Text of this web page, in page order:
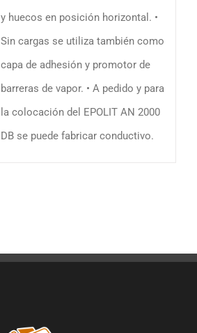
y huecos en posición horizontal. •
Sin cargas se utiliza también como
capa de adhesión y promotor de
barreras de vapor. • A pedido y para
la colocación del EPOLIT AN 2000
DB se puede fabricar conductivo.